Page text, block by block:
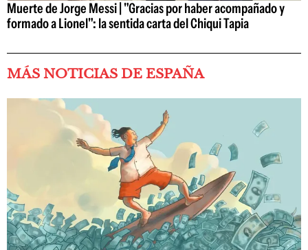
Muerte de Jorge Messi | "Gracias por haber acompañado y
formado a Lionel": la sentida carta del Chiqui Tapia
MÁS NOTICIAS DE ESPAÑA